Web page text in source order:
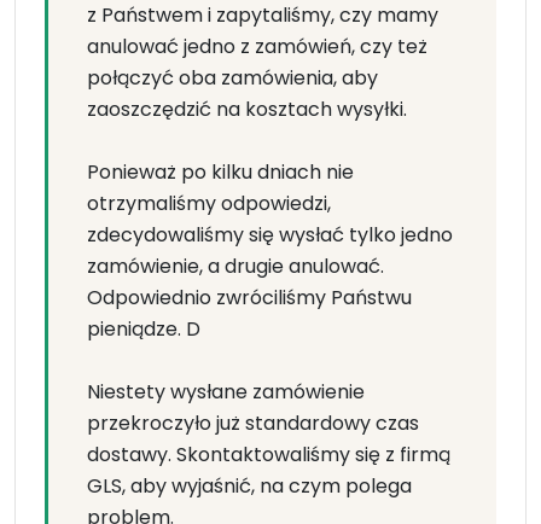
z Państwem i zapytaliśmy, czy mamy
anulować jedno z zamówień, czy też
połączyć oba zamówienia, aby
zaoszczędzić na kosztach wysyłki.
Ponieważ po kilku dniach nie
otrzymaliśmy odpowiedzi,
zdecydowaliśmy się wysłać tylko jedno
zamówienie, a drugie anulować.
Odpowiednio zwróciliśmy Państwu
pieniądze. D
Niestety wysłane zamówienie
przekroczyło już standardowy czas
dostawy. Skontaktowaliśmy się z firmą
GLS, aby wyjaśnić, na czym polega
problem.